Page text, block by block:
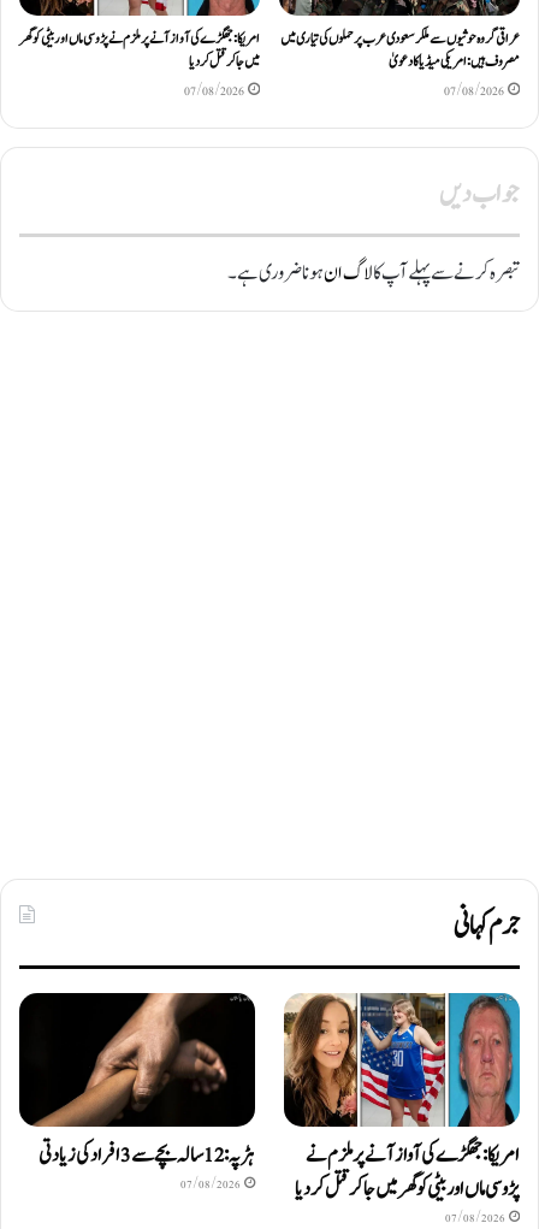
عراقی گروہ حوثیوں سے ملکر سعودی عرب پر حملوں کی تیاری میں
مصروف ہیں: امریکی میڈیا کا دعویٰ
07/08/2026
امریکا: جھگڑے کی آواز آنے پر ملزم نے پڑوسی ماں اور بیٹی کو گھر
میں جا کر قتل کر دیا
07/08/2026
جواب دیں
تبصرہ کرنے سے پہلے آپ کالاگ انہونا ضروری ہے۔
جرم کہانی
امریکا: جھگڑے کی آواز آنے پر ملزم نے
پڑوسی ماں اور بیٹی کو گھر میں جا کر قتل کر دیا
07/08/2026
ہڑپہ: 12 سالہ بچے سے 3 افراد کی زیادتی
07/08/2026